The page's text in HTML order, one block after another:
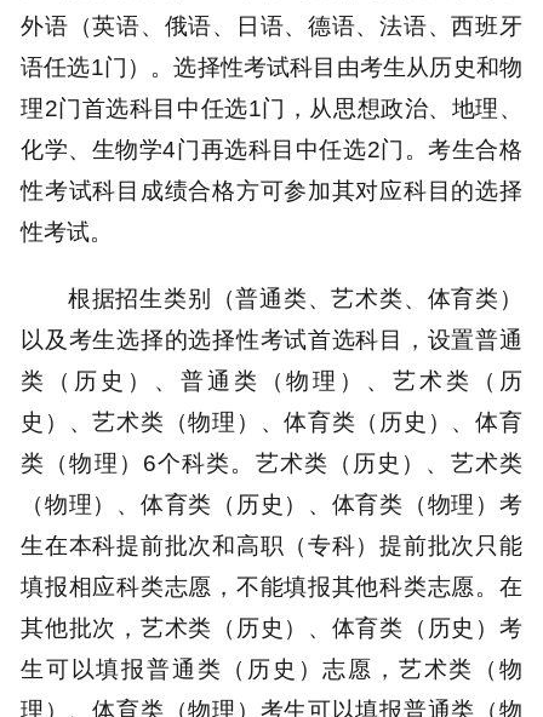
外语（英语、俄语、日语、德语、法语、西班牙
语任选1门）。选择性考试科目由考生从历史和物
理2门首选科目中任选1门，从思想政治、地理、
化学、生物学4门再选科目中任选2门。考生合格
性考试科目成绩合格方可参加其对应科目的选择
性考试。
根据招生类别（普通类、艺术类、体育类）
以及考生选择的选择性考试首选科目，设置普通
类（历史）、普通类（物理）、艺术类（历
史）、艺术类（物理）、体育类（历史）、体育
类（物理）6个科类。艺术类（历史）、艺术类
（物理）、体育类（历史）、体育类（物理）考
生在本科提前批次和高职（专科）提前批次只能
填报相应科类志愿，不能填报其他科类志愿。在
其他批次，艺术类（历史）、体育类（历史）考
生可以填报普通类（历史）志愿，艺术类（物
理）、体育类（物理）考生可以填报普通类（物